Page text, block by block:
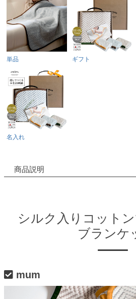
単品 ギフト
名入れ
商品説明
シルク入りコット
ブランケ
mum